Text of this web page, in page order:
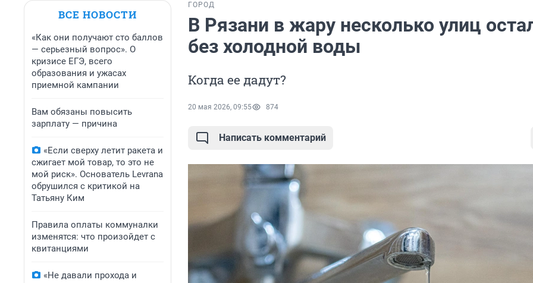
ВСЕ НОВОСТИ
«Как они получают сто баллов
— серьезный вопрос». О
кризисе ЕГЭ, всего
образования и ужасах
приемной кампании
Вам обязаны повысить
зарплату — причина
«Если сверху летит ракета и
сжигает мой товар, то это не
мой риск». Основатель Levrana
обрушился с критикой на
Татьяну Ким
Правила оплаты коммуналки
изменятся: что произойдет с
квитанциями
«Не давали прохода и
ГОРОД
В Рязани в жару несколько улиц
без холодной воды
Когда ее дадут?
20 мая 2026, 09:55 874
Написать комментарий